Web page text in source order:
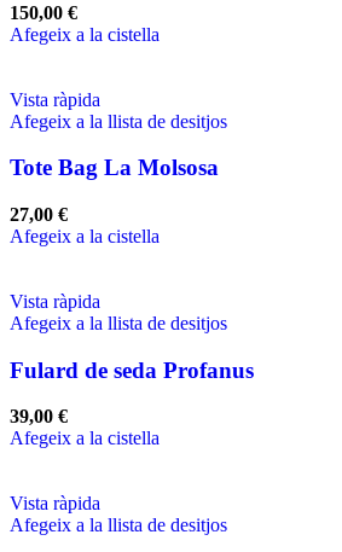
150,00 €
Afegeix a la cistella
Vista ràpida
Afegeix a la llista de desitjos
Tote Bag La Molsosa
27,00 €
Afegeix a la cistella
Vista ràpida
Afegeix a la llista de desitjos
Fulard de seda Profanus
39,00 €
Afegeix a la cistella
Vista ràpida
Afegeix a la llista de desitjos